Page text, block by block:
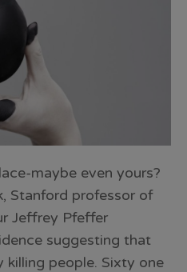
maybe even yours?
Stanford professor of
Jeffrey Pfeffer
suggesting that
killing people. Sixty one